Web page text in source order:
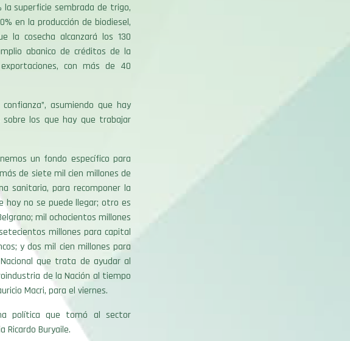
superficie sembrada de trigo,
en la producción de biodiesel,
la cosecha alcanzará los 130
abanico de créditos de la
con más de 40
asumiendo que hay
los que hay que trabajar
un fondo específico para
de siete mil cien millones de
sanitaria, para recomponer la
hoy no se puede llegar; otro es
mil ochocientos millones
millones para capital
y dos mil cien millones para
que trata de ayudar al
de la Nación al tiempo
Macri, para el viernes.
política que tomó al sector
Ricardo Buryaile.